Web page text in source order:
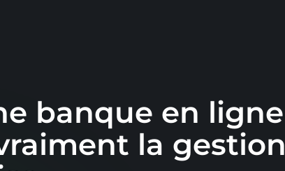
banque en ligne
la gestion